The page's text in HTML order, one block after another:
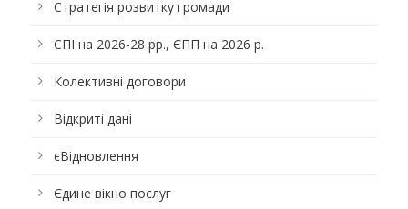
Стратегія розвитку громади
СПІ на 2026-28 рр., ЄПП на 2026 р.
Колективні договори
Відкриті дані
єВідновлення
Єдине вікно послуг